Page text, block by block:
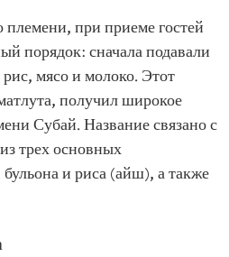
племени, при приеме гостей
порядок: сначала подавали
мясо и молоко. Этот
получил широкое
Субай. Название связано с
трех основных
и риса (айш), а также